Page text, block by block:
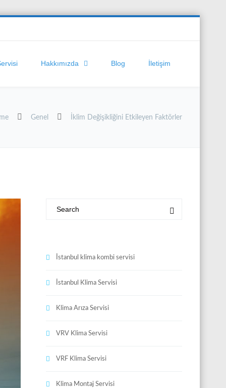
Hakkımızda Blog İletişim
Genel İklim Değişikliğini Etkileyen Faktörler
İstanbul klima kombi servisi
İstanbul Klima Servisi
Klima Arıza Servisi
VRV Klima Servisi
VRF Klima Servisi
Klima Montaj Servisi